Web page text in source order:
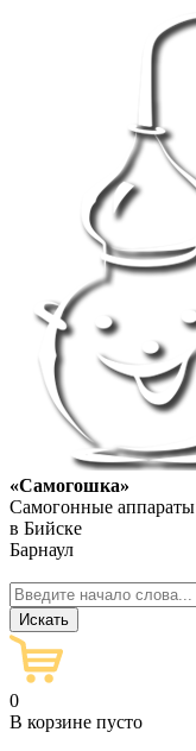
«Самогошка»
Самогонные аппараты
в Бийске
Барнаул
0
В корзине пусто